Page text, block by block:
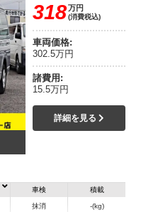
318万円
(消費税込)
車両価格:
302.5万円
諸費用:
15.5万円
詳細を見る
車検
抹消
積載
-(kg)